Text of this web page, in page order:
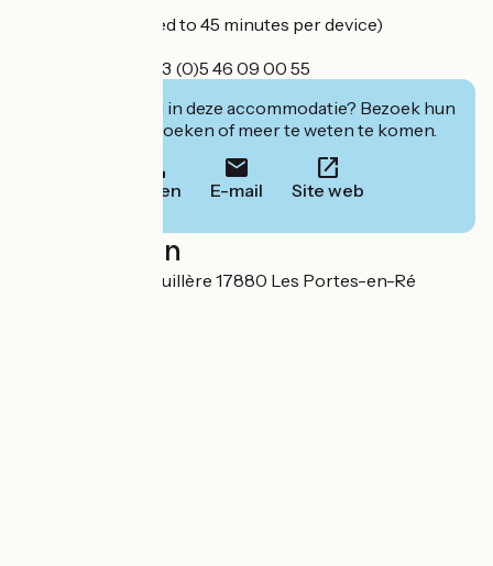
- Free WiFi (limited to 45 minutes per device)
Single number: +33 (0)5 46 09 00 55
Geïnteresseerd in deze accommodatie? Bezoek hun
website om te boeken of meer te weten te komen.
Bellen E-mail Site web
Localisation
19 rue de la Grenouillère 17880 Les Portes-en-Ré